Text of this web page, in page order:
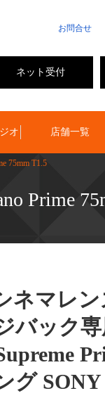
お問合せ
ネット受付
オ 店舗一覧
75mm T1.5
Prime
ネマレン
バック
グ